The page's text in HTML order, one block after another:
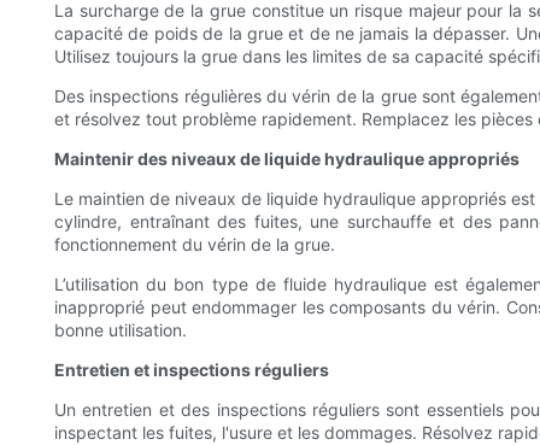
La surcharge de la grue constitue un risque majeur pour la
capacité de poids de la grue et de ne jamais la dépasser.
Utilisez toujours la grue dans les limites de sa capacité
Des inspections régulières du vérin de la grue sont
et résolvez tout problème rapidement. Remplacez les
Maintenir des niveaux de liquide hydraulique appropriés
Le maintien de niveaux de liquide hydraulique appropriés
cylindre, entraînant des fuites, une surchauffe et des
fonctionnement du vérin de la grue.
L’utilisation du bon type de fluide hydraulique est
inapproprié peut endommager les composants du vérin.
bonne utilisation.
Entretien et inspections réguliers
Un entretien et des inspections réguliers sont essentiels
inspectant les fuites, l'usure et les dommages. Résolvez